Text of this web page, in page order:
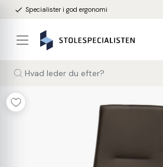
done Specialister i god ergonomi
Hvad leder du efter?